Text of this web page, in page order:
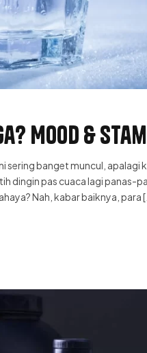
Mood &
sering banget muncul, apalagi
dingin pas cuaca lagi panas-
Nah, kabar baiknya, para